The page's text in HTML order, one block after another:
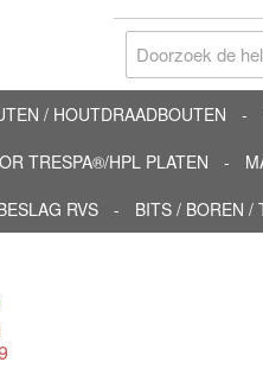
/ HOUTDRAADBOUTEN
TRESPA®/HPL PLATEN
RVS BITS / BOREN /